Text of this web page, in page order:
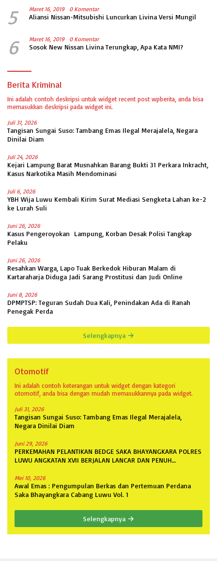
5 Maret 16, 2019 0 Komentar
Aliansi Nissan-Mitsubishi Luncurkan Livina Versi Mungil
6 Maret 16, 2019 0 Komentar
Sosok New Nissan Livina Terungkap, Apa Kata NMI?
Berita Kriminal
Ini adalah contoh deskripsi untuk widget recent post wpberita, anda bisa
memasukkan deskripsi pada widget ini.
Juli 31, 2026
Tangisan Sungai Suso: Tambang Emas Ilegal Merajalela, Negara
Dinilai Diam
Juli 24, 2026
Kejari Lampung Barat Musnahkan Barang Bukti 31 Perkara Inkracht,
Kasus Narkotika Masih Mendominasi
Juli 6, 2026
YBH Wija Luwu Kembali Kirim Surat Mediasi Sengketa Lahan ke-2
ke Lurah Suli
Juni 26, 2026
Kasus Pengeroyokan Lampung, Korban Desak Polisi Tangkap
Pelaku
Juni 26, 2026
Resahkan Warga, Lapo Tuak Berkedok Hiburan Malam di
Kartaraharja Diduga Jadi Sarang Prostitusi dan Judi Online
Juni 8, 2026
DPMPTSP: Teguran Sudah Dua Kali, Penindakan Ada di Ranah
Penegak Perda
Selengkapnya
Otomotif
Ini adalah contoh keterangan untuk widget dengan kategori
otomotif, anda bisa dengan mudah memasukkannya pada widget.
Juli 31, 2026
Tangisan Sungai Suso: Tambang Emas Ilegal Merajalela,
Negara Dinilai Diam
Juni 29, 2026
PERKEMAHAN PELANTIKAN BEDGE SAKA BHAYANGKARA POLRES
LUWU ANGKATAN XVII BERJALAN LANCAR DAN PENUH
Mei 10, 2026
Awal Emas : Pengumpulan Berkas dan Pertemuan Perdana
Saka Bhayangkara Cabang Luwu Vol. 1
Selengkapnya